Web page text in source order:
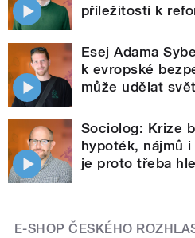
příležitostí k
Esej Adama
k evropské
může udělat
Sociolog: Krize
hypoték, nájmů
je proto třeba
E-SHOP ČESKÉHO